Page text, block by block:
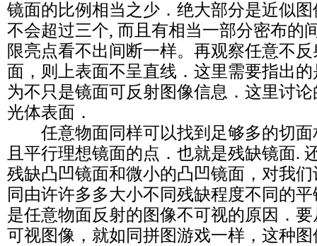
镜面的比例相当之少．绝大部分是近似
不会超过三个, 而且有相当一部分密布的
限亮点看不出间断一样。再观察任意不
面，则上表面不呈直线．这里需要指出
为不只是镜面可反射图像信息．这里讨
光体表面．
任意物面同样可以找到足够多的切面
且平行理想镜面的点．也就是残缺镜面.
残缺凸凹镜面和微小的凸凹镜面，对我
同由许许多多大小不同残缺程度不同的
是任意物面反射的图像不可视的原因．
可视图像，就如同拼图游戏一样，这种